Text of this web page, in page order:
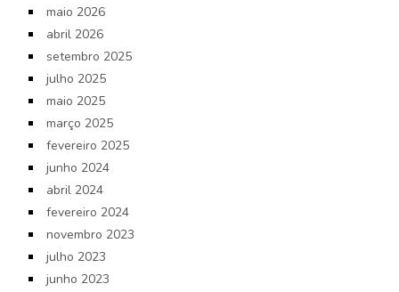
maio 2026
abril 2026
setembro 2025
julho 2025
maio 2025
março 2025
fevereiro 2025
junho 2024
abril 2024
fevereiro 2024
novembro 2023
julho 2023
junho 2023